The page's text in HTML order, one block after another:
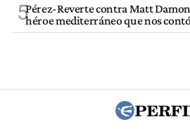
5Pérez-Reverte contra Matt
héroe mediterráneo que nos